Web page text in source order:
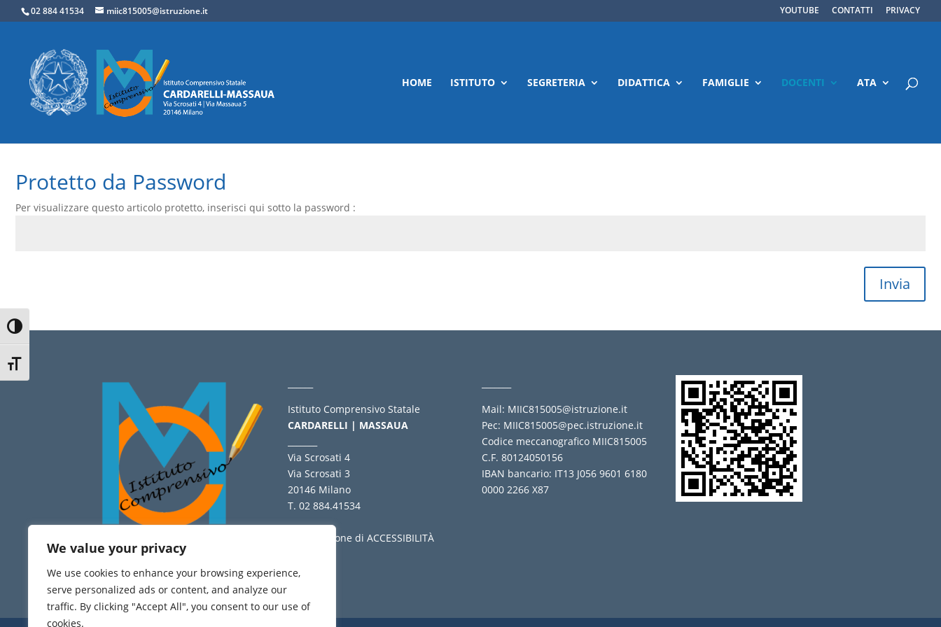
We value your privacy
We use cookies to enhance your browsing experience,
serve personalized ads or content, and analyze our
traffic. By clicking "Accept All", you consent to our use of
cookies.
Attiva/disattiva alto contrasto
Attiva/disattiva dimensione testo
02 884 41534 miic815005@istruzione.it YOUTUBE CONTATTI PRIVACY
HOME ISTITUTO SEGRETERIA DIDATTICA FAMIGLIE DOCENTI ATA
Protetto da Password
Per visualizzare questo articolo protetto, inserisci qui sotto la password :
Invia
- 465.580 views
Istituto Comprensivo Statale
CARDARELLI | MASSAUA
Via Scrosati 4
Via Scrosati 3
20146 Milano
T. 02 884.41534
_______
Dichiarazione di ACCESSIBILITÀ
Mail: MIIC815005@istruzione.it
Pec: MIIC815005@pec.istruzione.it
Codice meccanografico MIIC815005
C.F. 80124050156
IBAN bancario: IT13 J056 9601 6180
0000 2266 X87